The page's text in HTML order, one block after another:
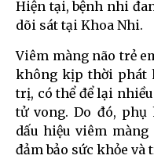
Hiện tại, bệnh nhi
dõi sát tại Khoa Nhi.
Viêm màng não trẻ
không kịp thời phát
trị, có thể để lại
tử vong. Do đó,
dấu hiệu viêm
đảm bảo sức khỏe và